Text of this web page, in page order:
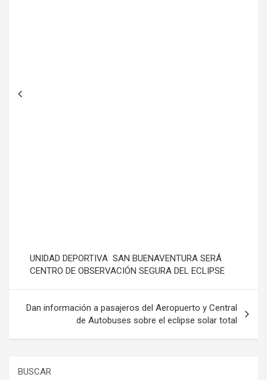
UNIDAD DEPORTIVA SAN BUENAVENTURA SERÁ
CENTRO DE OBSERVACIÓN SEGURA DEL ECLIPSE
Dan información a pasajeros del Aeropuerto y Central
de Autobuses sobre el eclipse solar total
BUSCAR